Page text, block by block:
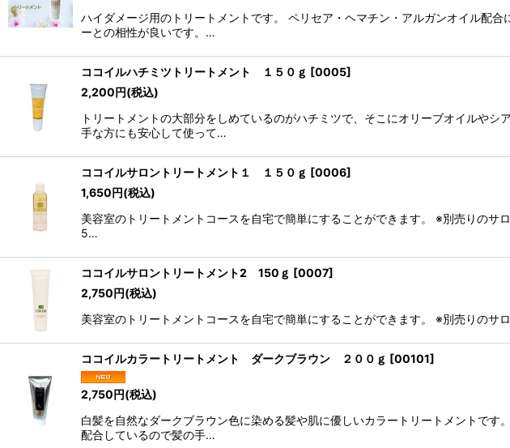
ハイダメージ用のトリートメントです。 ペリセア・ヘマチン・アルガンオイル配
ーとの相性が良いです。…
ココイルハチミツトリートメント １５０ｇ [0005]
2,200円(税込)
トリートメントの大部分をしめているのがハチミツで、そこにオリーブオイルや
手な方にも安心して使って…
ココイルサロントリートメント１ １５０ｇ [0006]
1,650円(税込)
美容室のトリートメントコースを自宅で簡単にすることができます。 ※別売りの
5…
ココイルサロントリートメント2 150ｇ [0007]
2,750円(税込)
美容室のトリートメントコースを自宅で簡単にすることができます。 ※別売りの
ココイルカラートリートメント ダークブラウン ２００ｇ [00101]
2,750円(税込)
白髪を自然なダークブラウン色に染める髪や肌に優しいカラートリートメントで
配合しているので髪の手…